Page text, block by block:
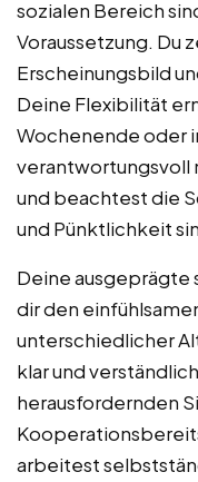
sozialen Bereich
Voraussetzung. Du
Erscheinungsbild
Deine Flexibilität
Wochenende oder
verantwortungsvoll
und beachtest die
und Pünktlichkeit
Deine
dir den
unterschiedlicher
klar und
herausfordernden
arbeitest